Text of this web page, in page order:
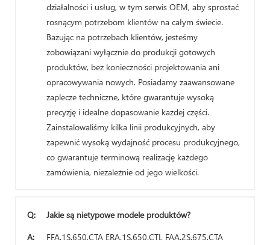
działalności i usług, w tym serwis OEM, aby sprostać
rosnącym potrzebom klientów na całym świecie.
Bazując na potrzebach klientów, jesteśmy
zobowiązani wyłącznie do produkcji gotowych
produktów, bez konieczności projektowania ani
opracowywania nowych. Posiadamy zaawansowane
zaplecze techniczne, które gwarantuje wysoką
precyzję i idealne dopasowanie każdej części.
Zainstalowaliśmy kilka linii produkcyjnych, aby
zapewnić wysoką wydajność procesu produkcyjnego,
co gwarantuje terminową realizację każdego
zamówienia, niezależnie od jego wielkości.
Q:
Jakie są nietypowe modele produktów?
A:
FFA.1S.650.CTA ERA.1S.650.CTL FAA.2S.675.CTA